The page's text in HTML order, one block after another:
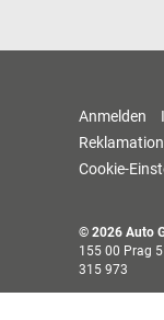
Anmelden
Cookie-
© 2026 Auto
155 00 Prag
315 973